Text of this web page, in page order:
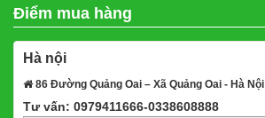
Điểm mua hàng
Hà nội
86 Đường Quảng Oai – Xã Quảng Oai - Hà Nội
Tư vấn: 0979411666-0338608888